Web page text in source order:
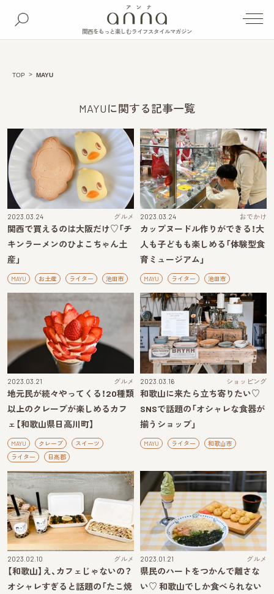
関西をもっと楽しむライフスタイルマガジン
TOP MAYU
MAYUに関する記事一覧
2023.03.24 グルメ
関西で買えるのは大阪だけ♡「チ
キンラーメンのひよこちゃん土
産」
MAYU お土産 ライター 池田市
2023.03.24 おでかけ
カップヌードル作りができる！大
人も子どもも楽しめる「体験型食
育ミュージアム」
MAYU ライター 池田市
2023.03.21 グルメ
地元民が続々やってくる！20種類
以上のクレープが楽しめるカフ
ェ【和歌山県日高川町】
MAYU クレープ
スイーツ
ライター
日高郡
2023.03.16 ショッピング
和歌山に来たら立ち寄りたい♡
SNSで話題の「オシャレな食器が
揃うショップ」
MAYU ライター 和歌山市
2023.02.10 グルメ
【和歌山】え、カフェじゃないの？
オシャレすぎると話題の「たこ焼
2023.01.21 グルメ
県民のハートをつかんで離さな
い♡ 和歌山でしか食べられない